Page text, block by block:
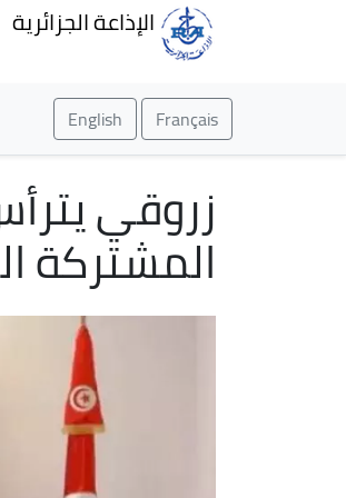
الإذاعة الجزائرية
Français
English
زروقي
المشتركة